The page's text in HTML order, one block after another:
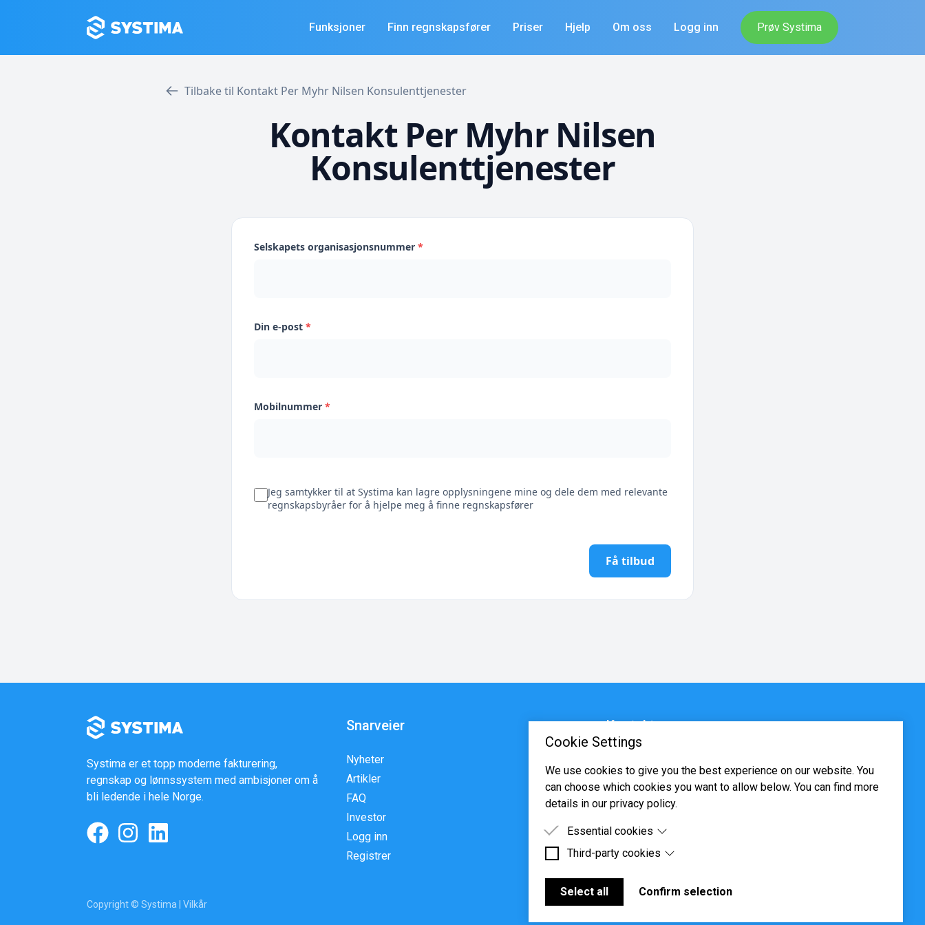
Funksjoner Finn regnskapsfører Priser Hjelp Om oss Logg inn Prøv Systima
Tilbake til Kontakt Per Myhr Nilsen Konsulenttjenester
Kontakt Per Myhr Nilsen
Konsulenttjenester
Selskapets organisasjonsnummer *
Din e-post *
Mobilnummer *
Jeg samtykker til at Systima kan lagre opplysningene mine og dele dem med relevante
regnskapsbyråer for å hjelpe meg å finne regnskapsfører
Få tilbud
Cookie Settings
We use cookies to give you the best experience on our website. You
can choose which cookies you want to allow below. You can find more
details in our privacy policy.
Essential cookies
Essential cookies are cookies that are needed for the proper
Third-party cookies
Third-party cookies are cookies set by third-party software to enable
features such as Google Maps.
Select all Confirm selection
Systima er et topp moderne fakturering,
regnskap og lønnssystem med ambisjoner om å
bli ledende i hele Norge.
Snarveier
Nyheter
Artikler
FAQ
Investor
Logg inn
Registrer
Kontakt
post@systima.no
www.systima.no
Copyright © Systima | Vilkår